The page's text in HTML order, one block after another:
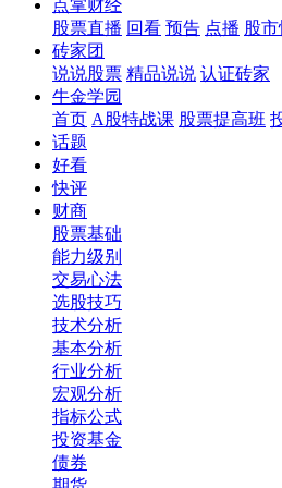
点掌财经
股票直播 回看 预告 点播 股
砖家团
说说股票 精品说说 认证砖家
牛金学园
首页 A股特战课 股票提高班
话题
好看
快评
财商
股票基础
能力级别
交易心法
选股技巧
技术分析
基本分析
行业分析
宏观分析
指标公式
投资基金
债券